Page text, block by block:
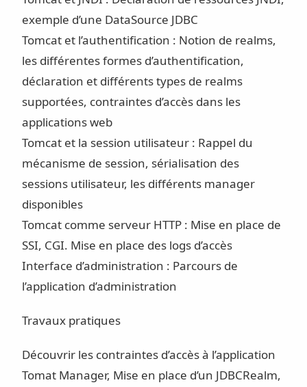
exemple d’une DataSource JDBC
Tomcat et l’authentification : Notion de realms,
les différentes formes d’authentification,
déclaration et différents types de realms
supportées, contraintes d’accès dans les
applications web
Tomcat et la session utilisateur : Rappel du
mécanisme de session, sérialisation des
sessions utilisateur, les différents manager
disponibles
Tomcat comme serveur HTTP : Mise en place de
SSI, CGI. Mise en place des logs d’accès
Interface d’administration : Parcours de
l’application d’administration
Travaux pratiques
Découvrir les contraintes d’accès à l’application
Tomat Manager, Mise en place d’un JDBCRealm,